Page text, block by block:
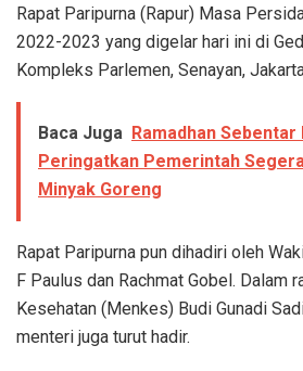
Rapat Paripurna (Rapur) Masa
2022-2023 yang digelar hari ini di
Kompleks Parlemen, Senayan,
Baca Juga Ramadhan Sebentar
Peringatkan Pemerintah
Minyak Goreng
Rapat Paripurna pun dihadiri oleh
F Paulus dan Rachmat Gobel. Dalam
Kesehatan (Menkes) Budi Gunadi
menteri juga turut hadir.